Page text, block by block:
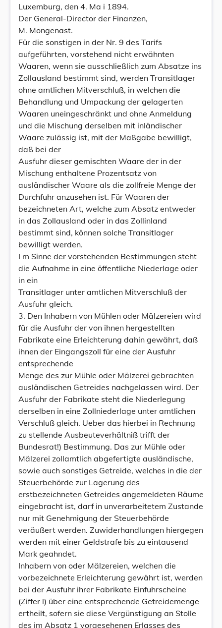
Luxemburg, den 4. Ma i 1894.
Der General-Director der Finanzen,
M. Mongenast.
Für die sonstigen in der Nr. 9 des Tarifs
aufgeführten, vorstehend nicht erwähnten
Waaren, wenn sie ausschließlich zum Absatze ins
Zollausland bestimmt sind, werden Transitlager
ohne amtlichen Mitverschluß, in welchen die
Behandlung und Umpackung der gelagerten
Waaren uneingeschränkt und ohne Anmeldung
und die Mischung derselben mit inländischer
Waare zulässig ist, mit der Maßgabe bewilligt,
daß bei der
Ausfuhr dieser gemischten Waare der in der
Mischung enthaltene Prozentsatz von
ausländischer Waare als die zollfreie Menge der
Durchfuhr anzusehen ist. Für Waaren der
bezeichneten Art, welche zum Absatz entweder
in das Zollausland oder in das Zollinland
bestimmt sind, können solche Transitlager
bewilligt werden.
I m Sinne der vorstehenden Bestimmungen steht
die Aufnahme in eine öffentliche Niederlage oder
in ein
Transitlager unter amtlichen Mitverschluß der
Ausfuhr gleich.
3. Den Inhabern von Mühlen oder Mälzereien wird
für die Ausfuhr der von ihnen hergestellten
Fabrikate eine Erleichterung dahin gewährt, daß
ihnen der Eingangszoll für eine der Ausfuhr
entsprechende
Menge des zur Mühle oder Mälzerei gebrachten
ausländischen Getreides nachgelassen wird. Der
Ausfuhr der Fabrikate steht die Niederlegung
derselben in eine Zollniederlage unter amtlichen
Verschluß gleich. Ueber das hierbei in Rechnung
zu stellende Ausbeuteverhältniß trifft der
Bundesrat!) Bestimmung. Das zur Mühle oder
Mälzerei zollamtlich abgefertigte ausländische,
sowie auch sonstiges Getreide, welches in die der
Steuerbehörde zur Lagerung des
erstbezeichneten Getreides angemeldeten Räume
eingebracht ist, darf in unverarbeitetem Zustande
nur mit Genehmigung der Steuerbehörde
veräußert werden. Zuwiderhandlungen hiergegen
werden mit einer Geldstrafe bis zu eintausend
Mark geahndet.
Inhabern von oder Mälzereien, welchen die
vorbezeichnete Erleichterung gewährt ist, werden
bei der Ausfuhr ihrer Fabrikate Einfuhrscheine
(Ziffer l) über eine entsprechende Getreidemenge
ertheilt, sofern sie diese Vergünstigung an Stolle
des im Absatz 1 vorgesehenen Erlasses des